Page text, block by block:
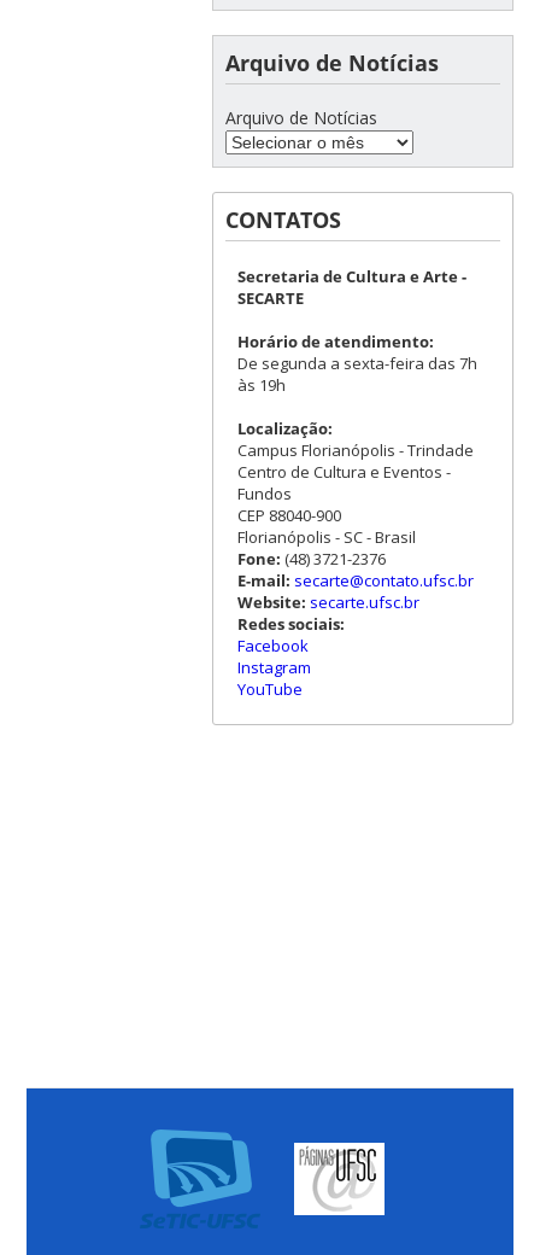
Arquivo de Notícias
Arquivo de Notícias
CONTATOS
Secretaria de Cultura e Arte -
SECARTE
Horário de atendimento:
De segunda a sexta-feira das 7h
às 19h
Localização:
Campus Florianópolis - Trindade
Centro de Cultura e Eventos -
Fundos
CEP 88040-900
Florianópolis - SC - Brasil
Fone: (48) 3721-2376
E-mail: secarte@contato.ufsc.br
Website: secarte.ufsc.br
Redes sociais:
Facebook
Instagram
YouTube